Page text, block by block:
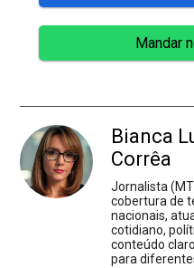
Mandar
Bianca
Corrêa
Jornalista
cobertura de
nacionais,
cotidiano,
conteúdo
para